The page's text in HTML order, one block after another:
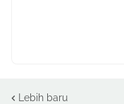
Lebih baru